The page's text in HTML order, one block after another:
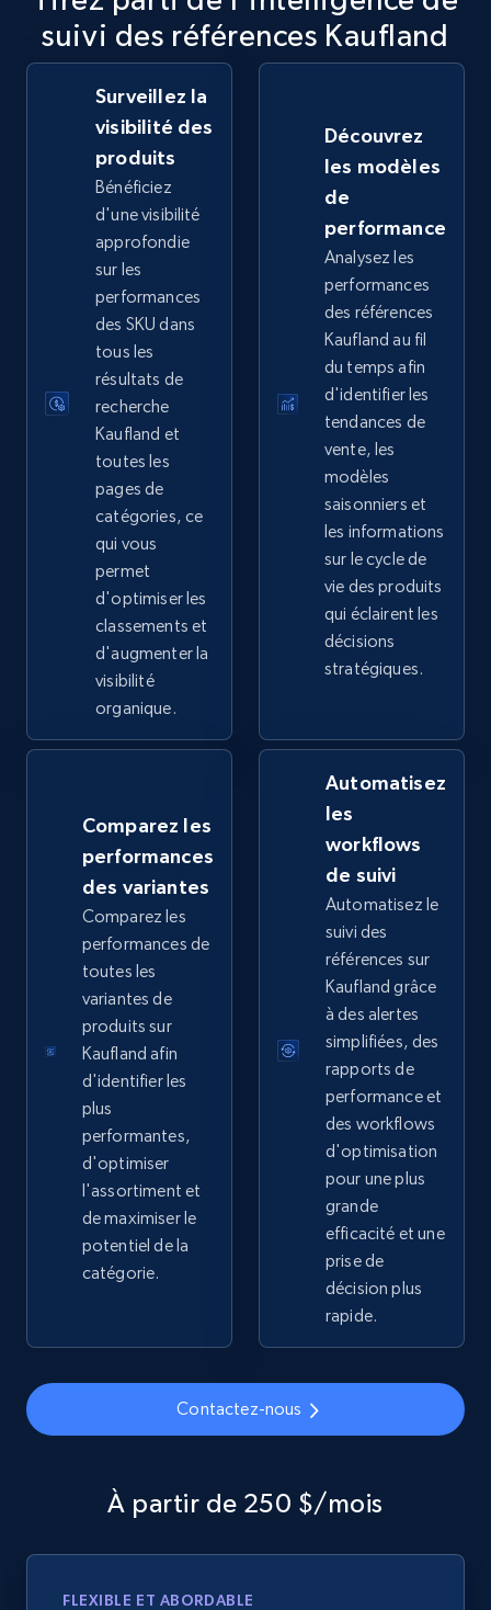
2.5K+ 359+ Commencer
eBay - Collect records by category
URL, Product id, Title, Seller name, Seller rating,
Seller reviews, Breadcrumbs, Root category, and
2.5K+ 359+ Commencer
Google Shopping
URL, Product id, Title, Product description,
Rating, Reviews count, Images, Variations, and
more.
2.4K+ Commencer
Google Shopping - collects products from
web using keywords
URL, Product id, Title, Product description,
Rating, Reviews count, Images, Variations, and
2.4K+ 200+ Commencer
Home Depot US
URL, Domain, Country code, Model number,
Sku, Product id, Product name, Manufacturer,
and more.
Commencer
Home Depot US - Gather data on products
using specified keywords
URL, Domain, Country code, Model number,
Sku, Product id, Product name, Manufacturer,
and more.
2.1K+ 355+ Commencer
URL, Domain, Country code, Model number,
and more.
suivi des références Kaufland
Surveillez la
visibilité des
produits
Bénéficiez
d'une visibilité
approfondie
sur les
performances
des SKU dans
tous les
résultats de
recherche
Kaufland et
toutes les
pages de
catégories, ce
qui vous
permet
d'optimiser les
classements et
d'augmenter la
visibilité
organique.
Découvrez
les modèles
de
performance
Analysez les
performances
des références
Kaufland au fil
du temps afin
d'identifier les
tendances de
vente, les
modèles
saisonniers et
les informations
sur le cycle de
vie des produits
qui éclairent les
décisions
stratégiques.
Comparez les
performances
des variantes
Comparez les
performances de
toutes les
variantes de
produits sur
Kaufland afin
d'identifier les
plus
performantes,
d'optimiser
l'assortiment et
de maximiser le
potentiel de la
catégorie.
Automatisez
les
workflows
de suivi
Automatisez le
suivi des
références sur
Kaufland grâce
à des alertes
simplifiées, des
rapports de
performance et
des workflows
d'optimisation
pour une plus
grande
efficacité et une
prise de
décision plus
rapide.
Contactez-nous
À partir de 250 $/mois
FLEXIBLE ET ABORDABLE